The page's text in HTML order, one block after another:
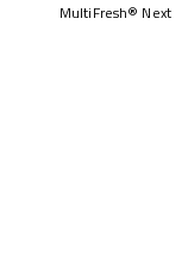
MultiFresh® Next